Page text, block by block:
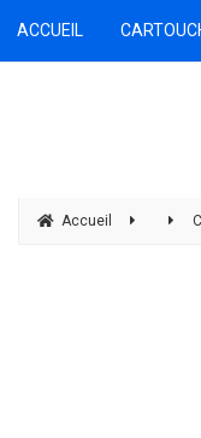
ACCUEIL
Accueil